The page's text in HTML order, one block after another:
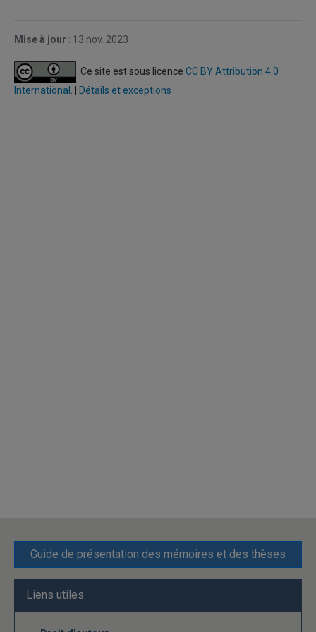
Guide de présentation des mémoires et des thèses
Liens utiles
Miseà jour : 13 nov. 2023
Ce site est sous licence CC BY Attribution 4.0
International
Détails et exceptions